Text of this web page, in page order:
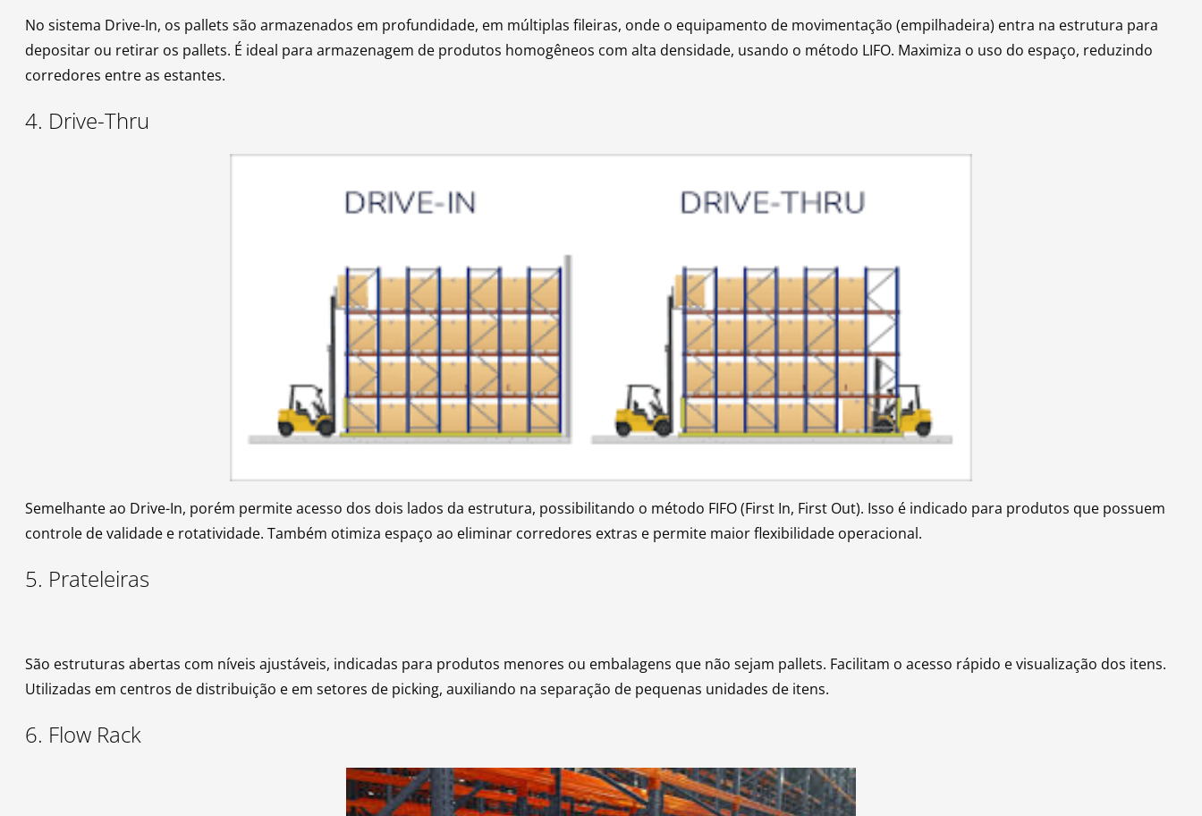
No sistema Drive-In, os pallets são armazenados em profundidade, em múltiplas fileiras, onde o equipamento de movimentação (empilhadeira) entra na estrutura para
depositar ou retirar os pallets. É ideal para armazenagem de produtos homogêneos com alta densidade, usando o método LIFO. Maximiza o uso do espaço, reduzindo
corredores entre as estantes.
4. Drive-Thru
Semelhante ao Drive-In, porém permite acesso dos dois lados da estrutura, possibilitando o método FIFO (First In, First Out). Isso é indicado para produtos que possuem
controle de validade e rotatividade. Também otimiza espaço ao eliminar corredores extras e permite maior flexibilidade operacional.
5. Prateleiras
São estruturas abertas com níveis ajustáveis, indicadas para produtos menores ou embalagens que não sejam pallets. Facilitam o acesso rápido e visualização dos itens.
Utilizadas em centros de distribuição e em setores de picking, auxiliando na separação de pequenas unidades de itens.
6. Flow Rack